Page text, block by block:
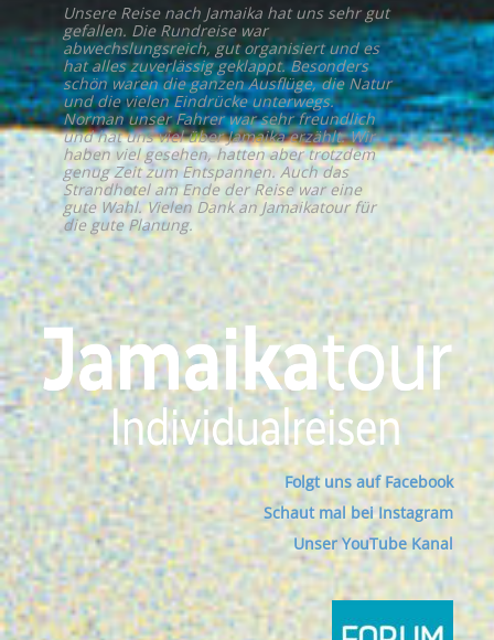
Unsere Reise nach Jamaika hat uns sehr gut
gefallen. Die Rundreise war
abwechslungsreich, gut organisiert und es
hat alles zuverlässig geklappt. Besonders
schön waren die ganzen Ausflüge, die Natur
und die vielen Eindrücke unterwegs.
Norman unser Fahrer war sehr freundlich
und hat uns viel über Jamaika erzählt. Wir
haben viel gesehen, hatten aber trotzdem
genug Zeit zum Entspannen. Auch das
Strandhotel am Ende der Reise war eine
gute Wahl. Vielen Dank an Jamaikatour für
die gute Planung.
Folgt uns auf Facebook
Schaut mal bei Instagram
Unser YouTube Kanal